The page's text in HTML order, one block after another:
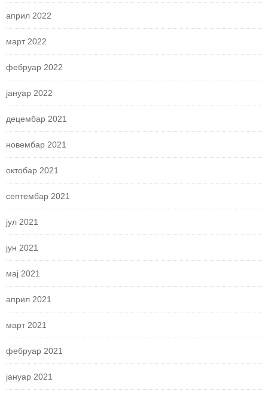
април 2022
март 2022
фебруар 2022
јануар 2022
децембар 2021
новембар 2021
октобар 2021
септембар 2021
јул 2021
јун 2021
мај 2021
април 2021
март 2021
фебруар 2021
јануар 2021